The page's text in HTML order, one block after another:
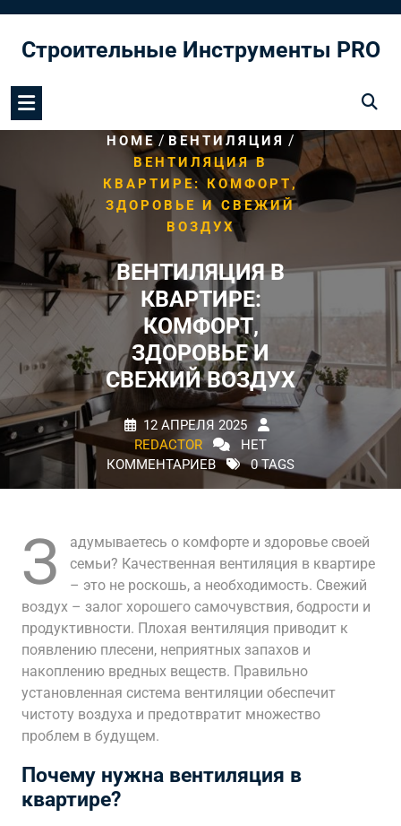
содержимому
Строительные Инструменты PRO
HOME / ВЕНТИЛЯЦИЯ /
ВЕНТИЛЯЦИЯ В
КВАРТИРЕ: КОМФОРТ,
ЗДОРОВЬЕ И СВЕЖИЙ
ВОЗДУХ
ВЕНТИЛЯЦИЯ В
КВАРТИРЕ:
КОМФОРТ,
ЗДОРОВЬЕ И
СВЕЖИЙ ВОЗДУХ
12 АПРЕЛЯ 2025
REDACTOR
НЕТ
КОММЕНТАРИЕВ
0 TAGS
З
адумываетесь о комфорте и здоровье своей
семьи? Качественная вентиляция в квартире
– это не роскошь, а необходимость. Свежий
воздух – залог хорошего самочувствия, бодрости и
продуктивности. Плохая вентиляция приводит к
появлению плесени, неприятных запахов и
накоплению вредных веществ. Правильно
установленная система вентиляции обеспечит
чистоту воздуха и предотвратит множество
проблем в будущем.
Почему нужна вентиляция в
квартире?